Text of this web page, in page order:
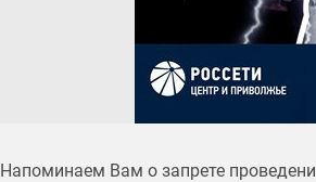
Напоминаем Вам о запрете